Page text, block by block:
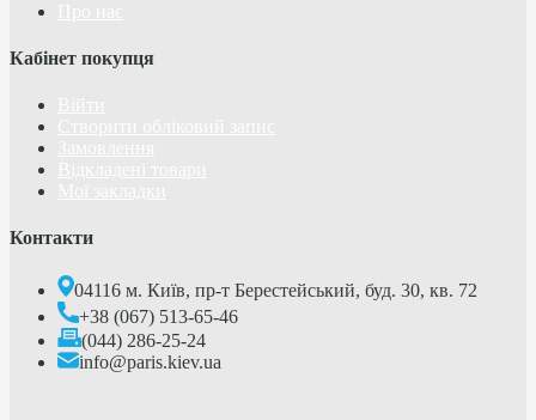
Кабінет покупця
Контакти
04116 м. Київ, пр-т Берестейський, буд. 30, кв. 72
+38 (067) 513-65-46
(044) 286-25-24
info@paris.kiev.ua